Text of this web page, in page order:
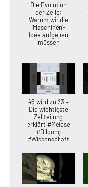
Die Evolution
der Zelle:
Warum wir die
'Maschinen'-
Idee aufgeben
müssen
46 wird zu 23 –
Die wichtigste
Zellteilung
erklärt #Meiose
#Bildung
#Wissenschaft